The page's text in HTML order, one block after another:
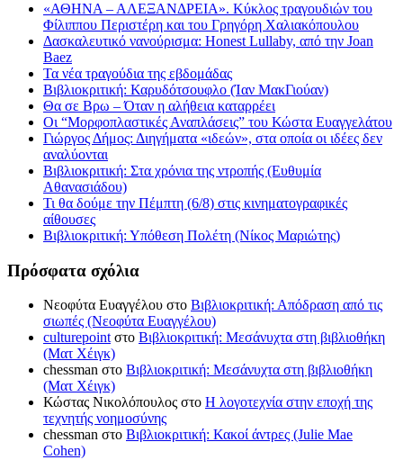
«ΑΘΗΝΑ – ΑΛΕΞΑΝΔΡΕΙΑ». Κύκλος τραγουδιών του
Φίλιππου Περιστέρη και του Γρηγόρη Χαλιακόπουλου
Δασκαλευτικό νανούρισμα: Honest Lullaby, από την Joan
Baez
Τα νέα τραγούδια της εβδομάδας
Βιβλιοκριτική: Καρυδότσουφλο (Ίαν ΜακΓιούαν)
Θα σε Βρω – Όταν η αλήθεια καταρρέει
Οι “Μορφοπλαστικές Αναπλάσεις” του Κώστα Ευαγγελάτου
Γιώργος Δήμος: Διηγήματα «ιδεών», στα οποία οι ιδέες δεν
αναλύονται
Βιβλιοκριτική: Στα χρόνια της ντροπής (Ευθυμία
Αθανασιάδου)
Τι θα δούμε την Πέμπτη (6/8) στις κινηματογραφικές
αίθουσες
Βιβλιοκριτική: Υπόθεση Πολέτη (Νίκος Μαριώτης)
Πρόσφατα σχόλια
Νεοφύτα Ευαγγέλου στο Βιβλιοκριτική: Απόδραση από τις
σιωπές (Νεοφύτα Ευαγγέλου)
culturepointστο Βιβλιοκριτική: Μεσάνυχτα στη βιβλιοθήκη
(Ματ Χέιγκ)
chessman στο Βιβλιοκριτική: Μεσάνυχτα στη βιβλιοθήκη
(Ματ Χέιγκ)
Κώστας Νικολόπουλος στο Η λογοτεχνία στην εποχή της
τεχνητής νοημοσύνης
chessman στο Βιβλιοκριτική: Κακοί άντρες (Julie Mae
Cohen)